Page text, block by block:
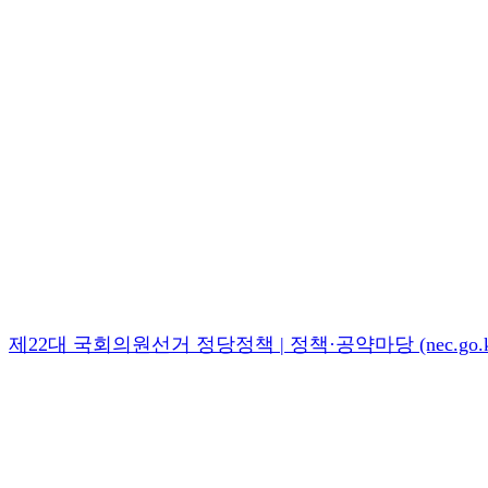
제22대 국회의원선거 정당정책 | 정책·공약마당